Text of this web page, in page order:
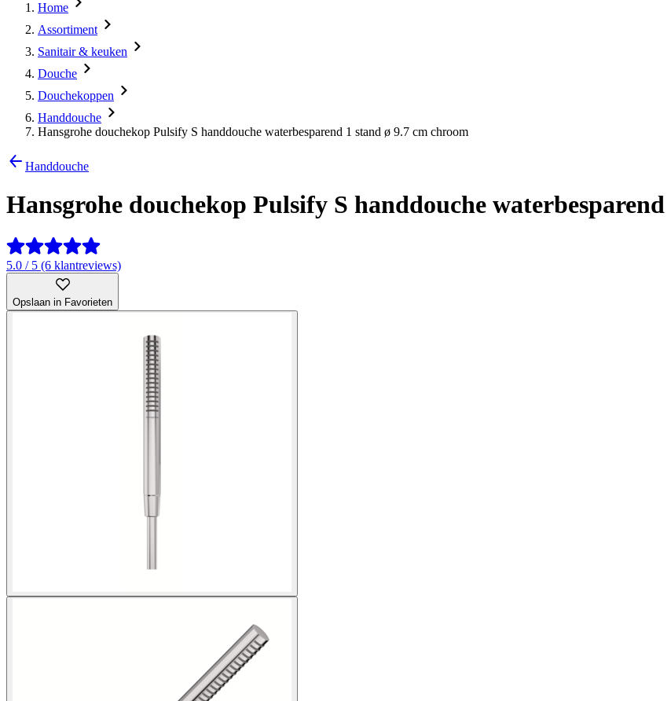
Home
Assortiment
Sanitair & keuken
Douche
Douchekoppen
Handdouche
Hansgrohe douchekop Pulsify S handdouche waterbesparend 1 stand ø 9.7 cm chroom
Handdouche
Hansgrohe douchekop Pulsify S handdouche
5.0 / 5 (6 klantreviews)
Opslaan in Favorieten